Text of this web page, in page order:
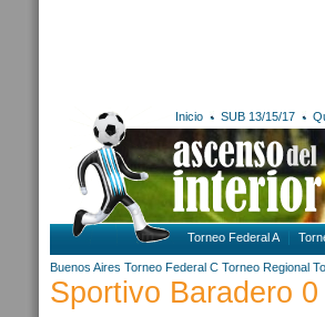
Inicio SUB 13/15/17
Torneo Federal A
Buenos Aires Torneo Federal C Torneo Regional
Sportivo Baradero